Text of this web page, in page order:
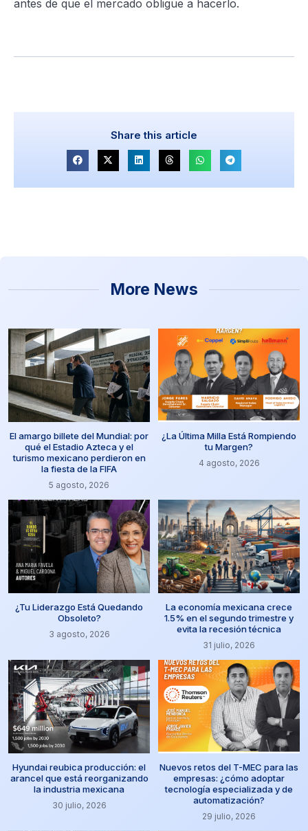
antes de que el mercado obligue a hacerlo.
Share this article
More News
El amargo billete del Mundial: por
qué el Estadio Azteca y el
turismo mexicano perdieron en
la fiesta de la FIFA
5 agosto, 2026
¿La Última Milla Está Rompiendo
tu Margen?
4 agosto, 2026
¿Tu Liderazgo Está Quedando
Obsoleto?
3 agosto, 2026
La economía mexicana crece
1.5% en el segundo trimestre y
evita la recesión técnica
31 julio, 2026
Hyundai reubica producción: el
arancel que está reorganizando
la industria mexicana
30 julio, 2026
Nuevos retos del T-MEC para las
empresas: ¿cómo adoptar
tecnología especializada y de
automatización?
29 julio, 2026